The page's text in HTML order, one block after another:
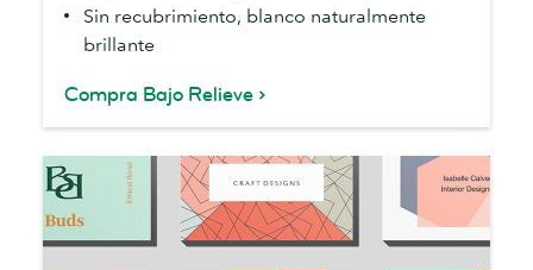
Sin recubrimiento, blanco naturalmente
brillante
Compra Bajo Relieve